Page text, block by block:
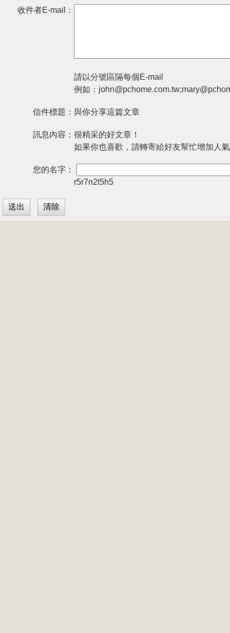
收件者E-mail：
請以分號區隔每個E-mail
例如：
信件標題： 與你分享這篇文章
訊息內容： 很精采的好文章！
如果你也喜歡，請轉寄給好友幫忙增加人
您的名字：
r5r7n2t5h5